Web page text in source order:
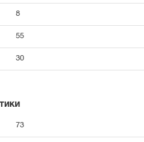
8
55
30
73